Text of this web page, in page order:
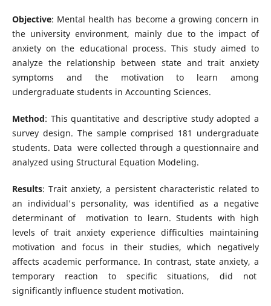
Objective: Mental health has become a growing concern in
the university environment, mainly due to the impact of
anxiety on the educational process. This study aimed to
analyze the relationship between state and trait anxiety
symptoms and the motivation to learn among
undergraduate students in Accounting Sciences.
Method: This quantitative and descriptive study adopted a
survey design. The sample comprised 181 undergraduate
students. Data were collected through a questionnaire and
analyzed using Structural Equation Modeling.
Results: Trait anxiety, a persistent characteristic related to
an individual's personality, was identified as a negative
determinant of motivation to learn. Students with high
levels of trait anxiety experience difficulties maintaining
motivation and focus in their studies, which negatively
affects academic performance. In contrast, state anxiety, a
temporary reaction to specific situations, did not
significantly influence student motivation.